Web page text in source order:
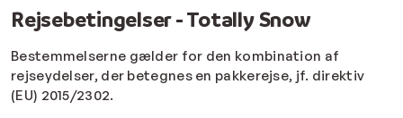
Rejsebetingelser - Totally Snow
Bestemmelserne gælder for den kombination af
rejseydelser, der betegnes en pakkerejse, jf. direktiv
(EU) 2015/2302.